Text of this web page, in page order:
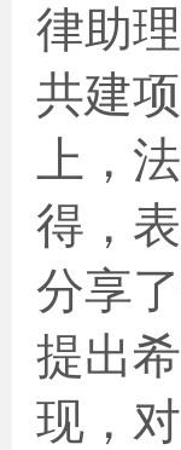
律助
共建
上，
得，
分享
提出
现，